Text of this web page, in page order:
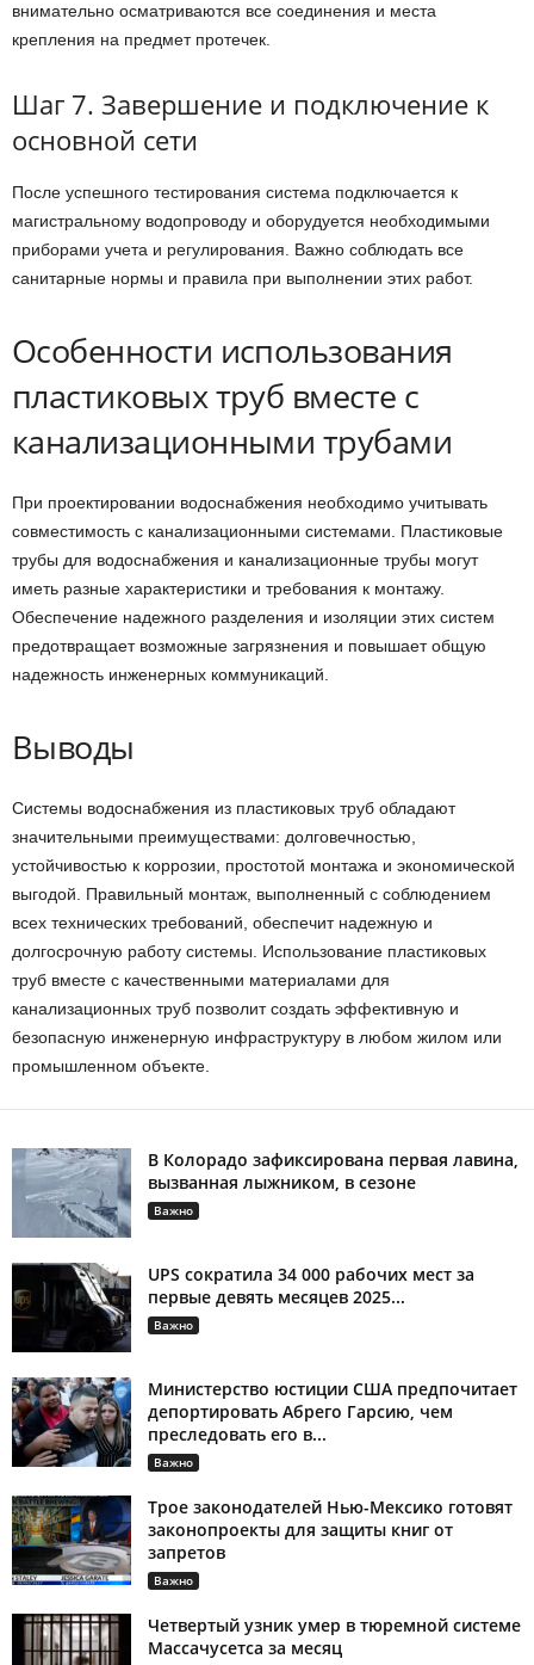
внимательно осматриваются все соединения и места
крепления на предмет протечек.
Шаг 7. Завершение и подключение к
основной сети
После успешного тестирования система подключается к
магистральному водопроводу и оборудуется необходимыми
приборами учета и регулирования. Важно соблюдать все
санитарные нормы и правила при выполнении этих работ.
Особенности использования
пластиковых труб вместе с
канализационными трубами
При проектировании водоснабжения необходимо учитывать
совместимость с канализационными системами. Пластиковые
трубы для водоснабжения и канализационные трубы могут
иметь разные характеристики и требования к монтажу.
Обеспечение надежного разделения и изоляции этих систем
предотвращает возможные загрязнения и повышает общую
надежность инженерных коммуникаций.
Выводы
Системы водоснабжения из пластиковых труб обладают
значительными преимуществами: долговечностью,
устойчивостью к коррозии, простотой монтажа и экономической
выгодой. Правильный монтаж, выполненный с соблюдением
всех технических требований, обеспечит надежную и
долгосрочную работу системы. Использование пластиковых
труб вместе с качественными материалами для
канализационных труб позволит создать эффективную и
безопасную инженерную инфраструктуру в любом жилом или
промышленном объекте.
В Колорадо зафиксирована первая лавина,
вызванная лыжником, в сезоне
Важно
UPS сократила 34 000 рабочих мест за
первые девять месяцев 2025...
Важно
Министерство юстиции США предпочитает
депортировать Абрего Гарсию, чем
преследовать его в...
Важно
Трое законодателей Нью-Мексико готовят
законопроекты для защиты книг от
запретов
Важно
Четвертый узник умер в тюремной системе
Массачусетса за месяц